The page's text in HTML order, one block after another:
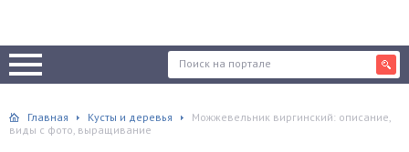
Главная Кусты и деревья
Можжевельник виргинский: описание,
виды с фото, выращивание